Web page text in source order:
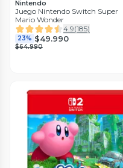
Nintendo
Juego Nintendo Switch Super
Mario Wonder
4.9(185)
23% $49.990
$64.990